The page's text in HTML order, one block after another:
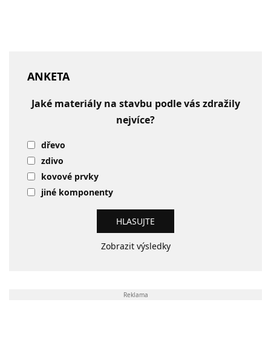
ANKETA
Jaké materiály na stavbu podle vás zdražily
nejvíce?
dřevo
zdivo
kovové prvky
jiné komponenty
Zobrazit výsledky
Reklama